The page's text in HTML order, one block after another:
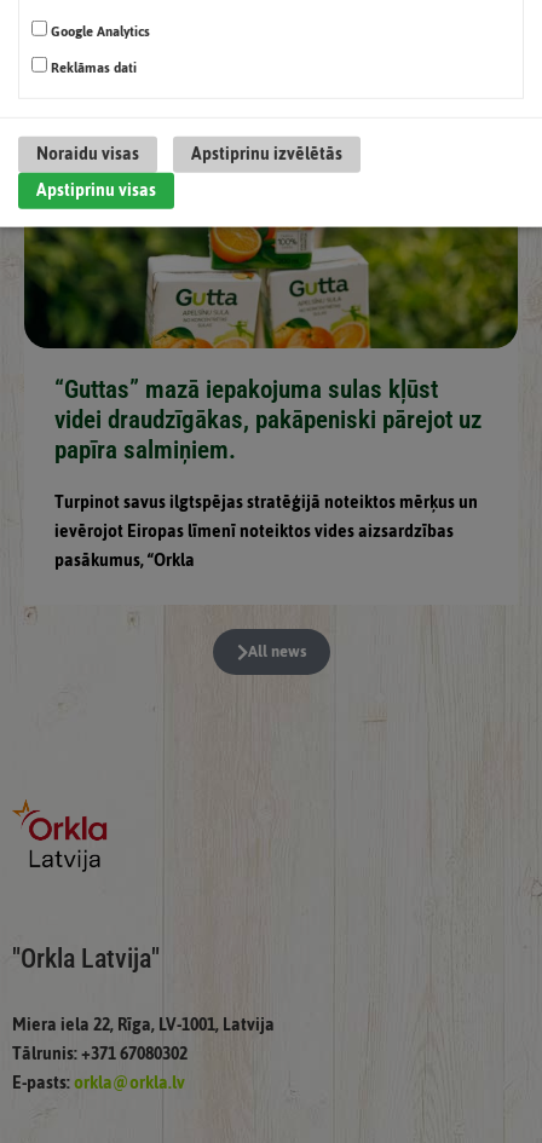
“Guttas” mazā iepakojuma sulas kļūst
videi draudzīgākas, pakāpeniski pārejot uz
papīra salmiņiem.
Turpinot savus ilgtspējas stratēģijā noteiktos mērķus un
ievērojot Eiropas līmenī noteiktos vides aizsardzības
pasākumus, “Orkla
All news
"Orkla Latvija"
Miera iela 22, Rīga, LV-1001, Latvija
Tālrunis: +371 67080302
E-pasts:orkla@orkla.lv
Google Analytics
Reklāmas dati
Noraidu visas
Apstiprinu izvēlētās
Apstiprinu visas